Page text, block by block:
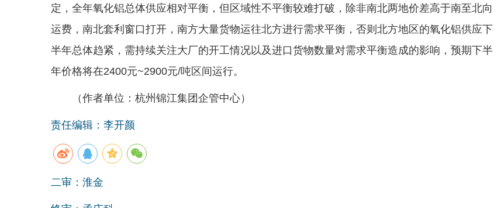
定，全年氧化铝总体供应相对平衡，但区域性不平衡较难打破，除非南北两地价差高于南至北向
运费，南北套利窗口打开，南方大量货物运往北方进行需求平衡，否则北方地区的氧化铝供应下
半年总体趋紧，需持续关注大厂的开工情况以及进口货物数量对需求平衡造成的影响，预期下半
年价格将在2400元~2900元/吨区间运行。
（作者单位：杭州锦江集团企管中心）
责任编辑：李开颜
二审：淮金